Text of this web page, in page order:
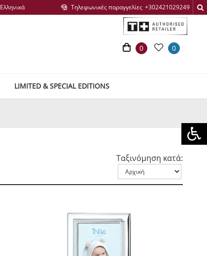
Τηλεφωνικές παραγγελίες
0 0
LIMITED & SPECIAL EDITIONS
Ταξινόμηση κατά: